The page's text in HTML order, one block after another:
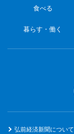
食べる
暮らす・働く
弘前経済新聞について